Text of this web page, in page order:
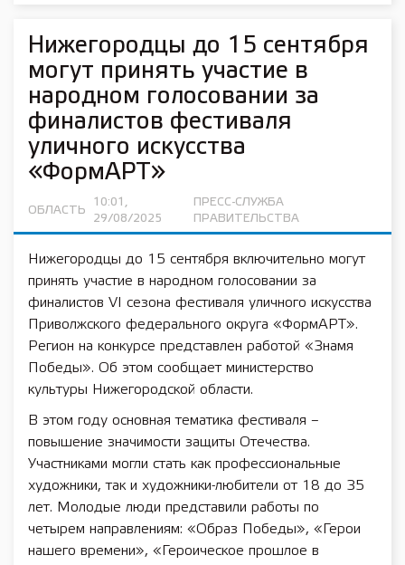
Нижегородцы до 15 сентября
могут принять участие в
народном голосовании за
финалистов фестиваля
уличного искусства
«ФормАРТ»
ОБЛАСТЬ
10:01,
29/08/2025
ПРЕСС-СЛУЖБА
ПРАВИТЕЛЬСТВА
Нижегородцы до 15 сентября включительно могут
принять участие в народном голосовании за
финалистов VI сезона фестиваля уличного искусства
Приволжского федерального округа «ФормАРТ».
Регион на конкурсе представлен работой «Знамя
Победы». Об этом сообщает министерство
культуры Нижегородской области.
В этом году основная тематика фестиваля –
повышение значимости защиты Отечества.
Участниками могли стать как профессиональные
художники, так и художники-любители от 18 до 35
лет. Молодые люди представили работы по
четырем направлениям: «Образ Победы», «Герои
нашего времени», «Героическое прошлое в